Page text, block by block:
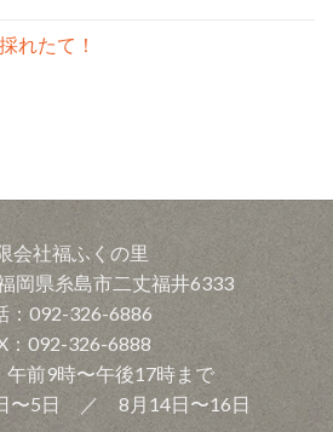
れたて！
会社福ふくの里
岡県糸島市二丈福井6333
：092-326-6886
：092-326-6888
午前9時〜午後17時まで
〜5日 ／ 8月14日〜16日